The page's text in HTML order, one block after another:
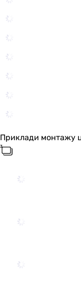
Приклади монтажу